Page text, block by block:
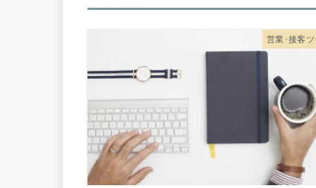
営業･接客